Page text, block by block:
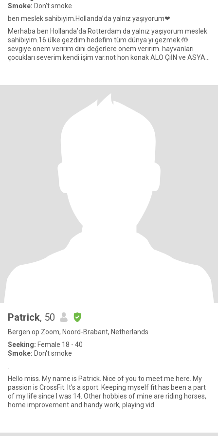
Smoke: Don't smoke
ben meslek sahibiyim.Hollanda’da yalnız yaşıyorum❤
Merhaba ben Hollanda’da Rotterdam da yalnız yaşıyorum meslek
sahibiyim.16 ülke gezdim hedefim tüm dünya yı gezmek.🤲
sevgiye önem veririm dini değerlere önem veririm. hayvanları
çocukları severim.kendi işim var.not hon konak ALO ÇiİN ve ASYA
Patrick, 50
Bergen op Zoom, Noord-Brabant, Netherlands
Seeking: Female 18 - 40
Smoke: Don't smoke
Hello miss. My name is Patrick. Nice of you to meet me here. My
passion is CrossFit. It's a sport. Keeping myself fit has been a part
of my life since I was 14. Other hobbies of mine are riding horses,
home improvement and handy work, playing vid